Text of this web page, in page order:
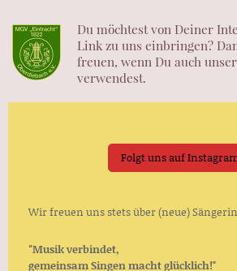
Du möchtest von Deiner
Link zu uns einbringen?
freuen, wenn Du auch unser
verwendest.
Folgt uns auf
Wir freuen uns stets über (neue)
"Musik verbindet,
gemeinsam Singen macht glücklich!"